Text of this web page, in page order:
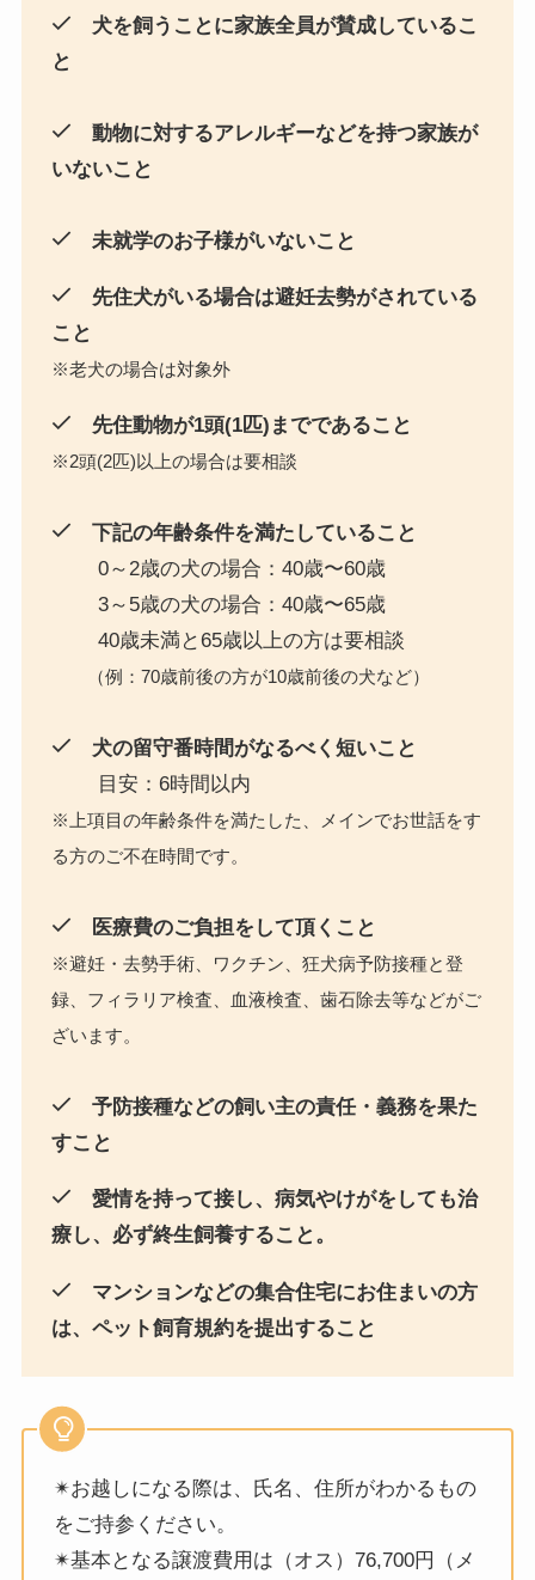
犬を飼うことに家族全員が賛成しているこ
と
動物に対するアレルギーなどを持つ家族が
いないこと
未就学のお子様がいないこと
先住犬がいる場合は避妊去勢がされている
こと
※老犬の場合は対象外
先住動物が1頭(1匹)までであること
※2頭(2匹)以上の場合は要相談
下記の年齢条件を満たしていること
0～2歳の犬の場合：40歳〜60歳
3～5歳の犬の場合：40歳〜65歳
40歳未満と65歳以上の方は要相談
（例：70歳前後の方が10歳前後の犬など）
犬の留守番時間がなるべく短いこと
目安：6時間以内
※上項目の年齢条件を満たした、メインでお世話をす
る方のご不在時間です。
医療費のご負担をして頂くこと
※避妊・去勢手術、ワクチン、狂犬病予防接種と登
録、フィラリア検査、血液検査、歯石除去等などがご
ざいます。
予防接種などの飼い主の責任・義務を果た
すこと
愛情を持って接し、病気やけがをしても治
療し、必ず終生飼養すること。
マンションなどの集合住宅にお住まいの方
は、ペット飼育規約を提出すること
✴︎お越しになる際は、氏名、住所がわかるもの
をご持参ください。
✴︎基本となる譲渡費用は（オス）76,700円（メ